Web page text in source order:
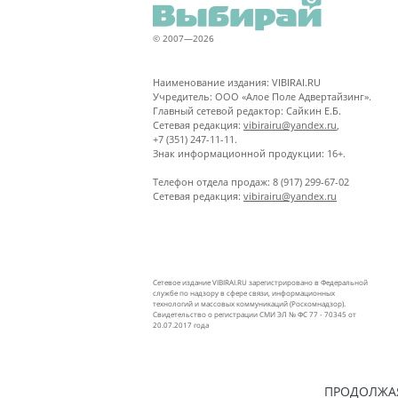
© 2007—2026
Наименование издания: VIBIRAI.RU
Учредитель: ООО «Алое Поле Адвертайзинг».
Главный сетевой редактор: Сайкин Е.Б.
Сетевая редакция: vibirairu@yandex.ru
+7 (351) 247-11-11.
Знак информационной продукции: 16+.
Телефон отдела продаж: 8 (917) 299-67-02
Сетевая редакция: vibirairu@yandex.ru
Сетевое издание VIBIRAI.RU зарегистрировано в Федеральной
службе по надзору в сфере связи, информационных
технологий и массовых коммуникаций (Роскомнадзор).
Свидетельство о регистрации СМИ ЭЛ № ФС 77 - 70345 от
20.07.2017 года